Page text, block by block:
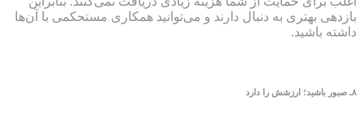
بازدهی بهتری به دنبال دارند و می‌توانید همکاری مستحکمی با آن‌ها
داشته باشید.
۸ـ صبور باشید؛ ارزشش را دارد